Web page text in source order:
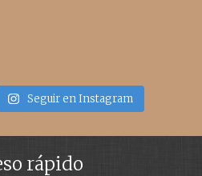
Seguir en Instagram
rápido